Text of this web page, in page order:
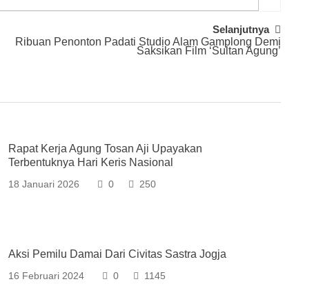
Selanjutnya
Ribuan Penonton Padati Studio Alam Gamplong Demi
Saksikan Film ‘Sultan Agung’
Rapat Kerja Agung Tosan Aji Upayakan
Terbentuknya Hari Keris Nasional
18 Januari 2026 0 250
Aksi Pemilu Damai Dari Civitas Sastra Jogja
16 Februari 2024 0 1145